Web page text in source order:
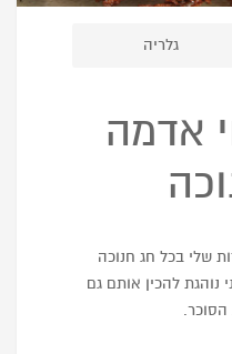
גלריה
אדמה
שלי בכל חג חנוכה
נוהגת להכין אותם גם